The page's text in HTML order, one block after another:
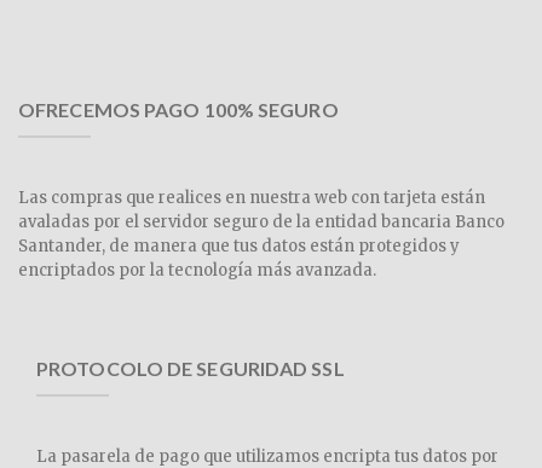
OFRECEMOS PAGO 100% SEGURO
Las compras que realices en nuestra web con tarjeta están
avaladas por el servidor seguro de la entidad bancaria Banco
Santander, de manera que tus datos están protegidos y
encriptados por la tecnología más avanzada.
PROTOCOLO DE SEGURIDAD SSL
La pasarela de pago que utilizamos encripta tus datos por